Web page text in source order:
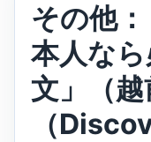
その他
本人な
文」（
（